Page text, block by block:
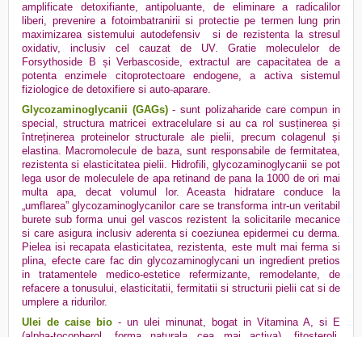
amplificate detoxifiante, antipoluante, de eliminare a radicalilor
liberi, prevenire a fotoimbatranirii si protectie pe termen lung prin
maximizarea sistemului autodefensiv
si de rezistenta la stresul
oxidativ, inclusiv cel cauzat de UV. Gratie moleculelor de
Forsythoside B și Verbascoside, extractul are capacitatea de a
potenta enzimele citoprotectoare endogene, a activa sistemul
fiziologice de detoxifiere si auto-aparare.
Glycozaminoglycanii (GAGs) - sunt polizaharide care compun in
special, structura matricei extracelulare si au ca rol susținerea și
întreținerea proteinelor structurale ale pielii, precum colagenul și
elastina. Macromolecule de baza, sunt responsabile de fermitatea,
rezistenta si elasticitatea pielii. Hidrofili, glycozaminoglycanii se pot
lega usor de moleculele de apa retinand de pana la 1000 de ori mai
multa apa, decat volumul lor. Aceasta hidratare conduce la
„umflarea” glycozaminoglycanilor care se transforma intr-un veritabil
burete sub forma unui gel vascos rezistent la solicitarile mecanice
si care asigura inclusiv aderenta si coeziunea epidermei cu derma.
Pielea isi recapata elasticitatea, rezistenta, este mult mai ferma si
plina, efecte care fac din glycozaminoglycani un ingredient pretios
in tratamentele medico-estetice refermizante, remodelante, de
refacere a tonusului, elasticitatii, fermitatii si structurii pielii cat si de
umplere a ridurilor.
Ulei de caise bio - un ulei minunat, bogat in Vitamina A, si E